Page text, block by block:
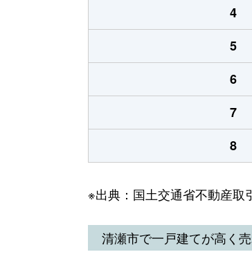
4
5
6
7
8
※出典：国土交通省不動産取
清瀬市で一戸建てが高く